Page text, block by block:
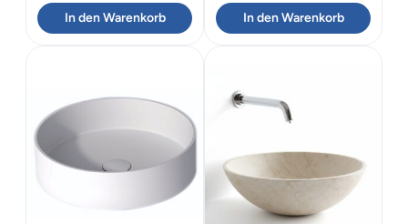
In den Warenkorb In den Warenkorb